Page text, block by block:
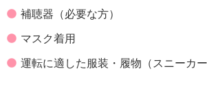
補聴器（必要な方）
マスク着用
運転に適した服装・履物（スニーカー